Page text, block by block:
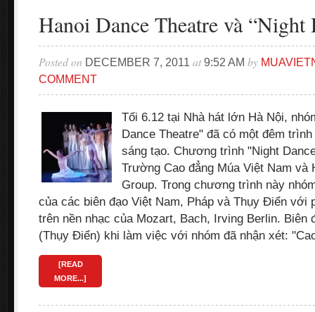
Hanoi Dance Theatre và “Night
Posted on DECEMBER 7, 2011 at9:52 AM by
COMMENT
Tối 6.12 tại Nhà hát lớn Hà Nội,
Dance Theatre" đã có một đêm
sáng tạo. Chương trình "Night
Trường Cao đẳng Múa Việt Nam và
Group. Trong chương trình này
của các biên đạo Việt Nam, Pháp và Thụy Điển với
trên nền nhạc của Mozart, Bach, Irving Berlin. Biên
(Thụy Điển) khi làm việc với nhóm đã nhận xét:
[READ
MORE...]